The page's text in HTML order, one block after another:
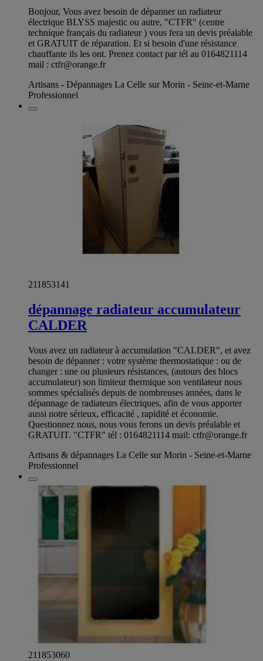
Bonjour, Vous avez besoin de dépanner un radiateur
électrique BLYSS majestic ou autre, "CTFR" (centre
technique français du radiateur ) vous fera un devis préalable
et GRATUIT de réparation. Et si besoin d'une résistance
chauffante ils les ont. Prenez contact par tél au 0164821114
mail : ctfr@orange.fr
Artisans - Dépannages La Celle sur Morin - Seine-et-Marne
Professionnel
211853141
dépannage radiateur accumulateur
CALDER
Vous avez un radiateur à accumulation "CALDER", et avez
besoin de dépanner : votre système thermostatique : ou de
changer : une ou plusieurs résistances, (autours des blocs
accumulateur) son limiteur thermique son ventilateur nous
sommes spécialisés depuis de nombreuses années, dans le
dépannage de radiateurs électriques, afin de vous apporter
aussi notre sérieux, efficacité , rapidité et économie.
Questionnez nous, nous vous ferons un devis préalable et
GRATUIT. "CTFR" tél : 0164821114 mail: ctfr@orange.fr
Artisans & dépannages La Celle sur Morin - Seine-et-Marne
Professionnel
211853060